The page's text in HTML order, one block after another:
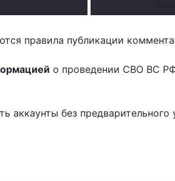
правила публикации
о проведении СВО ВС
аккаунты без предварительного